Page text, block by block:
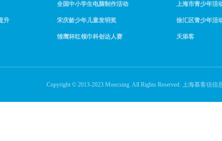
升
全国中小学生电脑制作活动
宋庆龄少年儿童发明奖
雏鹰杯红领巾科创达人赛
上海市青少年活
徐汇区青少年活
天添客
Copyright © 2013-2023 Moocxing. All Rights Reserved. 上海慕客